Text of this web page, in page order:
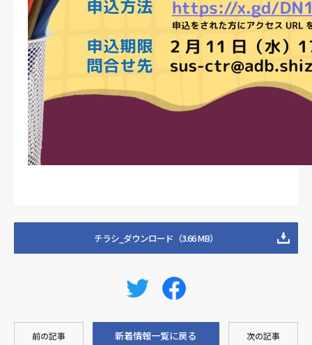
チラシ_ダウンロード（3.66 MB）
前の記事 新着情報一覧に戻る 次の記事